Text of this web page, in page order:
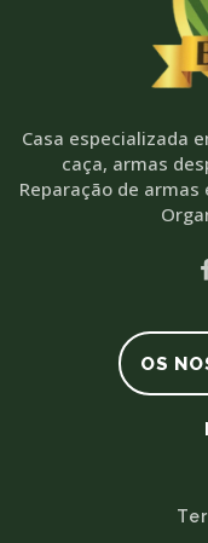
Casa especializada
caça, armas
Reparação de
OS